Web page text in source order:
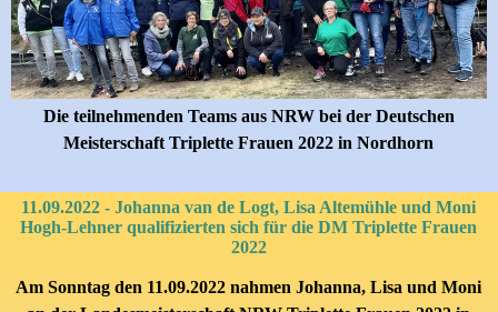
Die teilnehmenden Teams aus NRW bei der Deutschen
Meisterschaft Triplette Frauen 2022 in Nordhorn
11.09.2022 - Johanna van de Logt, Lisa Altemühle und Moni
Hogh-Lehner qualifizierten sich für die DM Triplette Frauen
2022
Am Sonntag den 11.09.2022 nahmen Johanna, Lisa und Moni